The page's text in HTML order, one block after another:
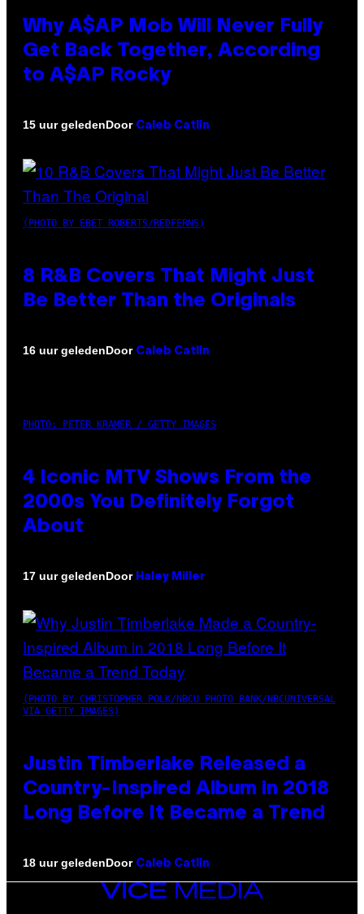
Why A$AP Mob Will Never Fully
Get Back Together, According
to A$AP Rocky
15 uur geledenDoor Caleb Catlin
(PHOTO BY EBET ROBERTS/REDFERNS)
8 R&B Covers That Might Just
Be Better Than the Originals
16 uur geledenDoor Caleb Catlin
PHOTO: PETER KRAMER / GETTY IMAGES
4 Iconic MTV Shows From the
2000s You Definitely Forgot
About
17 uur geledenDoor Haley Miller
(PHOTO BY CHRISTOPHER POLK/NBCU PHOTO BANK/NBCUNIVERSAL
VIA GETTY IMAGES)
Justin Timberlake Released a
Country-Inspired Album in 2018
Long Before It Became a Trend
18 uur geledenDoor Caleb Catlin
VICE
MEDIA